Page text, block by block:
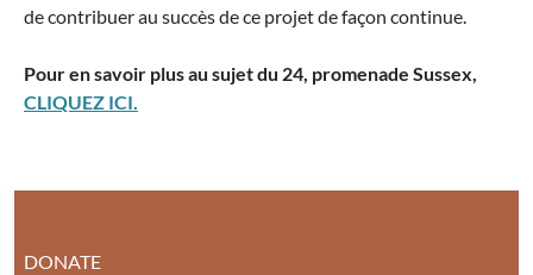
de contribuer au succès de ce projet de façon continue.
Pour en savoir plus au sujet du 24, promenade Sussex,
CLIQUEZ ICI.
DONATE